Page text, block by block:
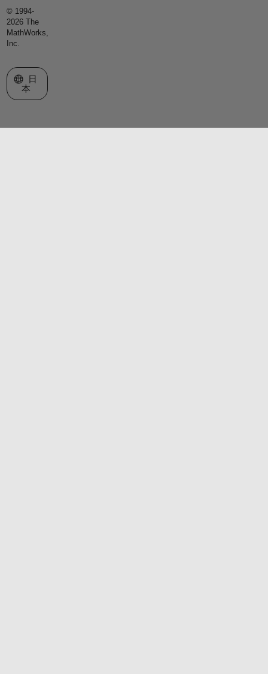
© 1994-
2026 The
MathWorks,
Inc.
Web サイトの選択
日
本